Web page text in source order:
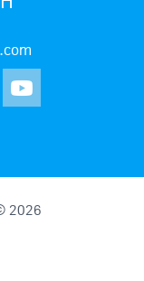
2026